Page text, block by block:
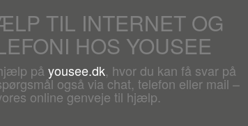
TIL INTERNET OG
HOS YOUSEE
på yousee.dk, hvor du kan få svar på
også via chat, telefon eller mail –
online genveje til hjælp.